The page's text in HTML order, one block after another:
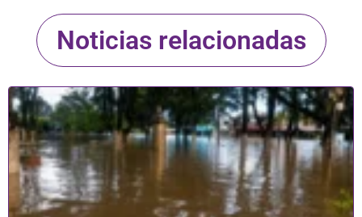
Noticias relacionadas